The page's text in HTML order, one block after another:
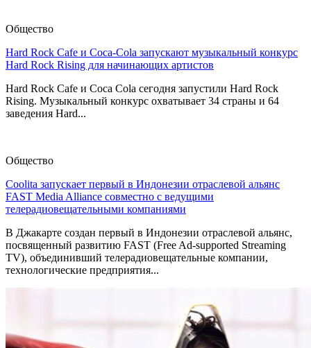
Общество
Hard Rock Cafe и Coca-Cola запускают музыкальный конкурс
Hard Rock Rising для начинающих артистов
Hard Rock Cafe и Coca Cola сегодня запустили Hard Rock
Rising. Музыкальный конкурс охватывает 34 страны и 64
заведения Hard...
Общество
Coolita запускает первый в Индонезии отраслевой альянс
FAST Media Alliance совместно с ведущими
телерадиовещательными компаниями
В Джакарте создан первый в Индонезии отраслевой альянс,
посвященный развитию FAST (Free Ad-supported Streaming
TV), объединивший телерадиовещательные компании,
технологические предприятия...